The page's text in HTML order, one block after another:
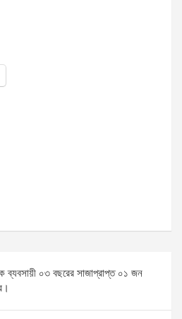
ব্যবসায়ী ০৩ বছরের সাজাপ্রাপ্ত ০১ জন